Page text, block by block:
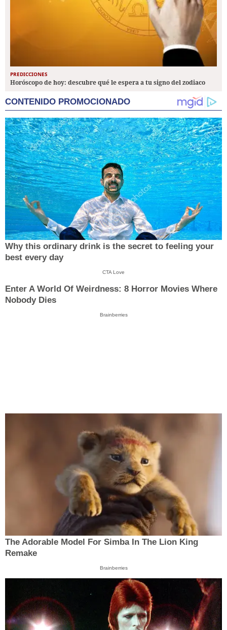
PREDICCIONES
Horóscopo de hoy: descubre qué le espera a tu signo del zodiaco
CONTENIDO PROMOCIONADO
Why this ordinary drink is the secret to feeling your
best every day
CTA Love
Enter A World Of Weirdness: 8 Horror Movies Where
Nobody Dies
Brainberries
The Adorable Model For Simba In The Lion King
Remake
Brainberries